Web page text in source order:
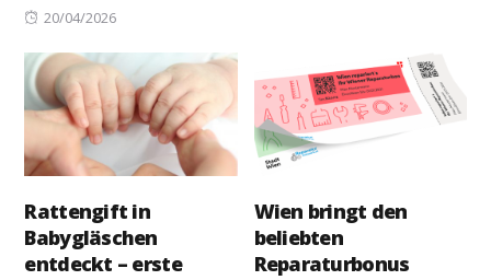
Posted
20/04/2026
Rattengift in
Babygläschen
entdeckt – erste
Wien bringt den
beliebten
Reparaturbonus